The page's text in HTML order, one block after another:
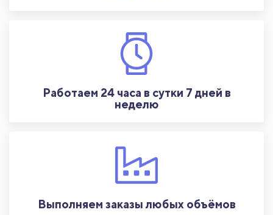
Работаем 24 часа в сутки 7 дней в
неделю
Выполняем заказы любых объёмов